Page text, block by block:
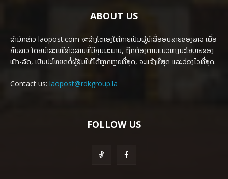
ABOUT US
ສຳນັກຂ່າວ laopost.com ຈະສ້າງໂຕເອງໃຫ້ກາຍເປັນຜູ້ນຳສື່ອອນລາຍຂອງລາວ ເພື່ອ
ຄົນລາວ ໂດຍນຳສະເໜີຂ່າວສານທີ່ມີຄຸນນະພາບ, ຖືກຕ້ອງຕາມແນວທາງນະໂຍບາຍຂອງ
ພັກ-ລັດ, ເປັນປະໂຫຍດຕໍ່ຜູ້ຊົມໃຫ້ໄດ້ຫຼາກຫຼາຍທີ່ສຸດ, ຈະແຈ້ງທີ່ສຸດ ແລະວ່ອງໄວທີ່ສຸດ.
Contact us: laopost@rdkgroup.la
FOLLOW US